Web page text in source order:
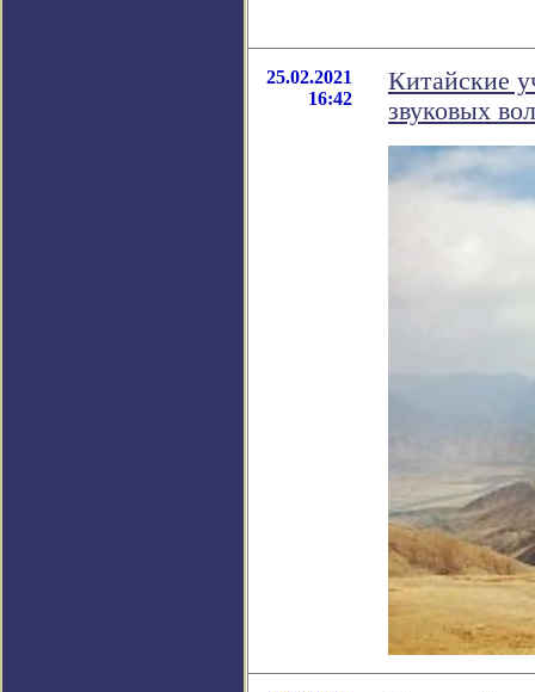
25.02.2021
16:42
Китайские
звуковых